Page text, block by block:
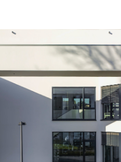
liegen bei der
es sei denn, ein anderer
und Fotos von
wenden Sie sich bitte an
Sie das Material